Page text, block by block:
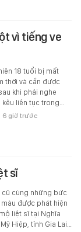
vì tiếng ve
18 tuổi bị mất
thời và cần được
khi phải nghe
liên tục trong…
6 giờ trước
sĩ
cũ cùng những bức
được phát hiện
liệt sĩ tại Nghĩa
Hiệp, tỉnh Gia Lai…